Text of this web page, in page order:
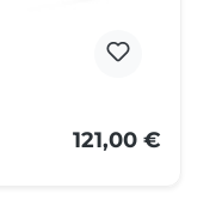
121,00 €